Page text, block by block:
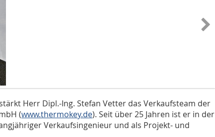
Herr Dipl.-Ing. Stefan Vetter das Verkaufsteam der
(www.thermokey.de). Seit über 25 Jahren ist er in der
Verkaufsingenieur und als Projekt- und